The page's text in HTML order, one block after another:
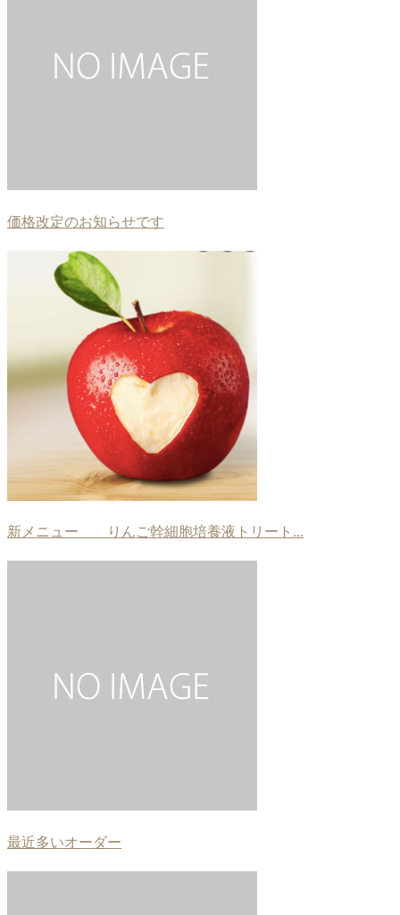
価格改定のお知らせです
新メニュー りんご幹細胞培養液トリート...
最近多いオーダー